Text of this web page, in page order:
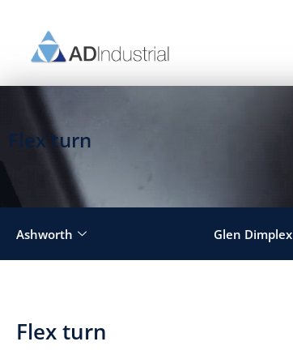
contenido
Flex turn
Ashworth Glen Dimplex
Flex turn